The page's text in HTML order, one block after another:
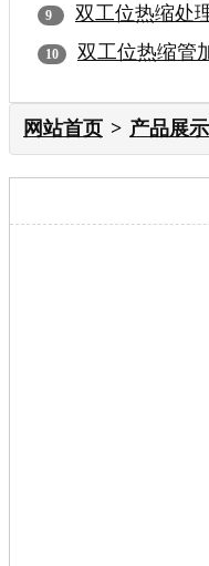
双工位热缩处
双工位热缩管
网站首页 产品展示